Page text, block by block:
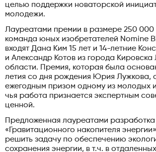
целью поддержки новаторской
молодежи.
Лауреатами премии в размере 250 000
команда юных изобретателей Nomine
входят Дана Ким 15 лет и 14-летние
и Александр Котов из города Кировска
области. Премия, которая была
летия со дня рождения Юрия Лужкова,
ежегодным призом одному из молодых
чья работа признается экспертным
ценной.
Предложенная лауреатами
«Гравитационного накопителя
решить задачу по обеспечению
сохранения энергии, в т.ч. в